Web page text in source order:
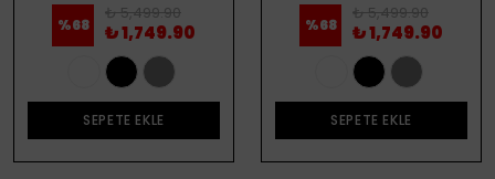
%68
₺ 5,499.90
₺ 1,749.90
SEPETE EKLE
%68
₺ 5,499.90
₺ 1,749.90
SEPETE EKLE